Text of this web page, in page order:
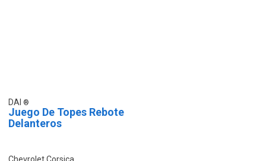
DAI
Juego De Topes Rebote
Delanteros
Chevrolet Corsica